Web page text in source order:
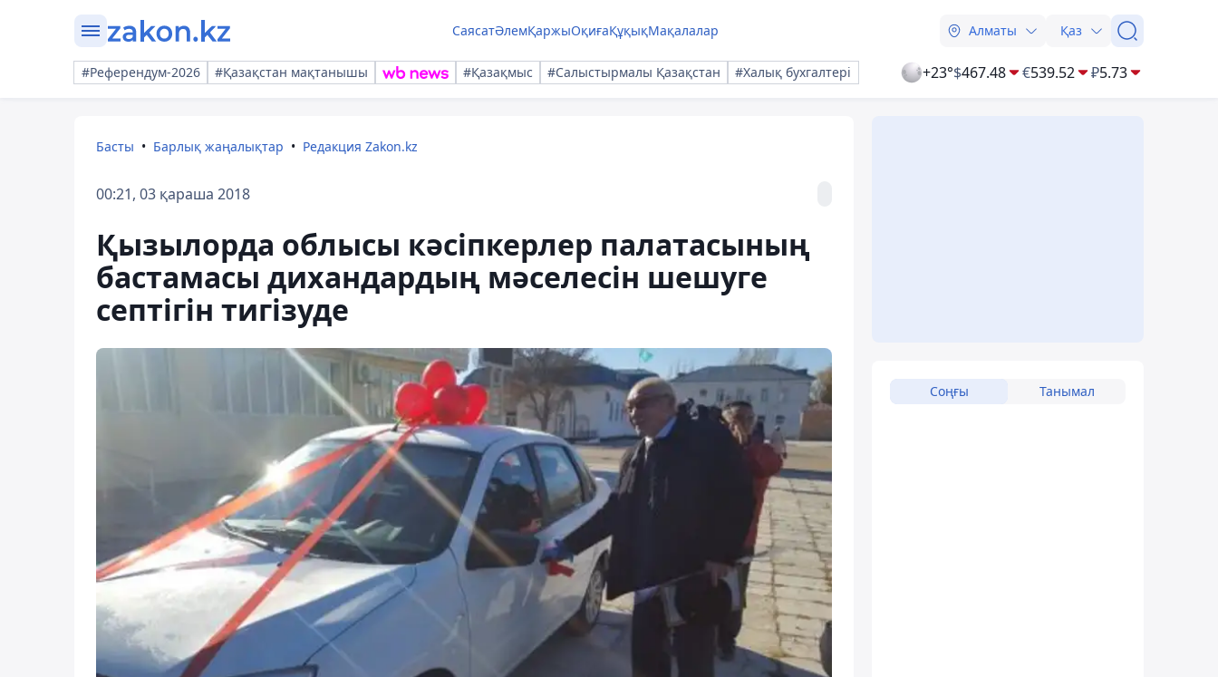
СаясатӘлемҚаржыОқиғаҚұқықМақалалар Алматы Қаз
#Референдум-2026 #Қазақстан мақтанышы #Қазақмыс #Салыстырмалы Қазақстан #Халық бухгалтері +23°$467.48 €539.52 ₽5.73
Басты Барлық жаңалықтар Редакция Zakon.kz
00:21, 03 қараша 2018
Қызылорда облысы кәсіпкерлер палатасының
бастамасы дихандардың мәселесін шешуге
септігін тигізуде
Соңғы Танымал